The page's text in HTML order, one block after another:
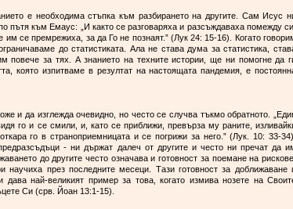
е необходима стъпка към разбирането на другите. Сам Исус
пътя към Емаус: „И както се разговаряха и разсъждаваха помежду си,
се премрежиха, за да Го не познаят.” (Лук 24: 15-16). Когато
до статистиката. Ала не става дума за статистика,
за тях. А знанието на техните истории, ще ни помогне да
която изпитваме в резултат на настоящата пандемия, е
и да изглежда очевидно, но често се случва тъкмо обратното.
го и се смили, и, като се приближи, превърза му раните,
го в страноприемницата и се погрижи за него.” (Лук. 10: 33-34).
- ни държат далеч от другите и често ни пречат да
до другите често означава и готовност за поемане на рискове,
научиха през последните месеци. Тази готовност за доближаване
най-великият пример за това, когато измива нозете на
Си (срв. Йоан 13:1-15).